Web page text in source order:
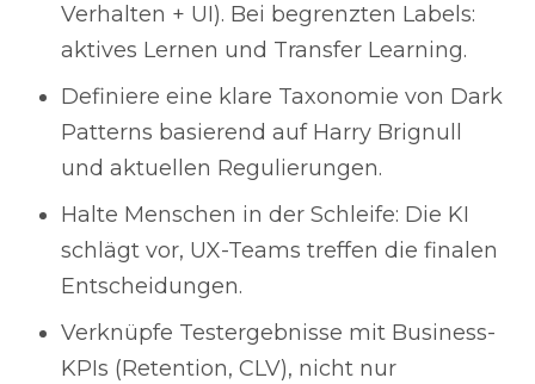
Verhalten + UI). Bei begrenzten Labels:
aktives Lernen und Transfer Learning.
Definiere eine klare Taxonomie von Dark
Patterns basierend auf Harry Brignull
und aktuellen Regulierungen.
Halte Menschen in der Schleife: Die KI
schlägt vor, UX-Teams treffen die finalen
Entscheidungen.
Verknüpfe Testergebnisse mit Business-
KPIs (Retention, CLV), nicht nur